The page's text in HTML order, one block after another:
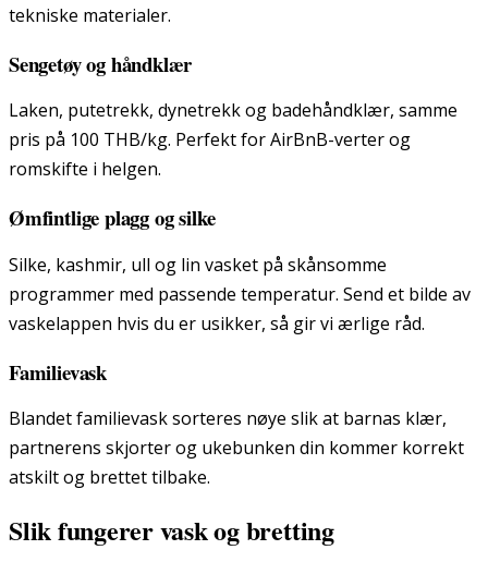
tekniske materialer.
Sengetøy og håndklær
Laken, putetrekk, dynetrekk og badehåndklær, samme
pris på 100 THB/kg. Perfekt for AirBnB-verter og
romskifte i helgen.
Ømfintlige plagg og silke
Silke, kashmir, ull og lin vasket på skånsomme
programmer med passende temperatur. Send et bilde av
vaskelappen hvis du er usikker, så gir vi ærlige råd.
Familievask
Blandet familievask sorteres nøye slik at barnas klær,
partnerens skjorter og ukebunken din kommer korrekt
atskilt og brettet tilbake.
Slik fungerer vask og bretting